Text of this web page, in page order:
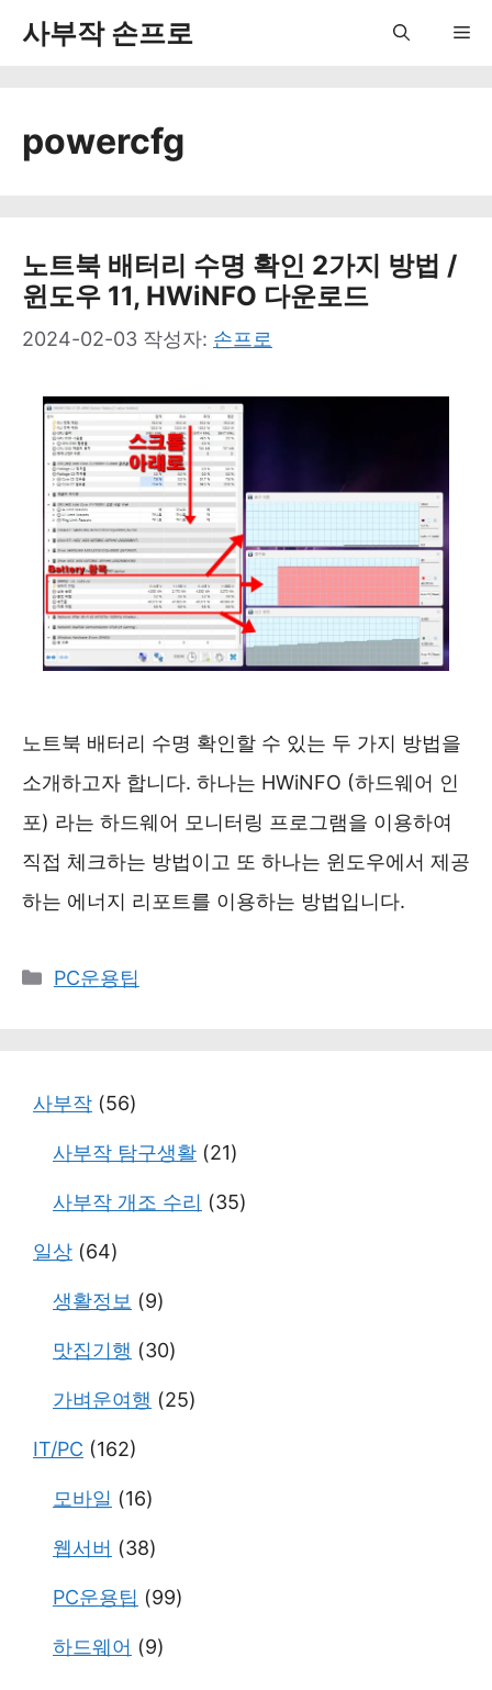
사부작 손프로
powercfg
노트북 배터리 수명 확인 2가지 방법 /
윈도우 11, HWiNFO 다운로드
2024-02-03 작성자: 손프로
노트북 배터리 수명 확인할 수 있는 두 가지 방법을
소개하고자 합니다. 하나는 HWiNFO (하드웨어 인
포) 라는 하드웨어 모니터링 프로그램을 이용하여
직접 체크하는 방법이고 또 하나는 윈도우에서 제공
하는 에너지 리포트를 이용하는 방법입니다.
카
PC운용팁
사부작 (56)
사부작 탐구생활 (21)
사부작 개조 수리 (35)
일상 (64)
생활정보 (9)
맛집기행 (30)
가벼운여행 (25)
IT/PC (162)
모바일 (16)
웹서버 (38)
PC운용팁 (99)
하드웨어 (9)